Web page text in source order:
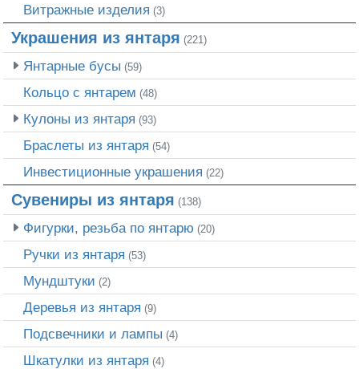
Витражные изделия (3)
Украшения из янтаря (221)
Янтарные бусы (59)
Кольцо с янтарем (48)
Кулоны из янтаря (93)
Браслеты из янтаря (54)
Инвестиционные украшения (22)
Сувениры из янтаря (138)
Фигурки, резьба по янтарю (20)
Ручки из янтаря (53)
Мундштуки (2)
Деревья из янтаря (9)
Подсвечники и лампы (4)
Шкатулки из янтаря (4)